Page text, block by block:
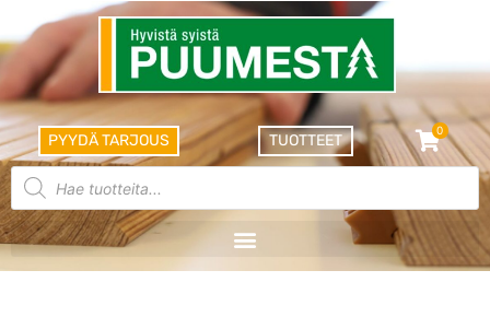
PYYDÄ TARJOUS TUOTTEET
0